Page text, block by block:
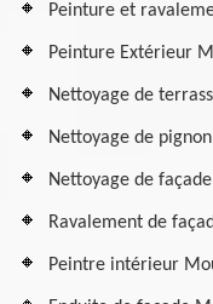
Peinture et
Peinture Extérieur
Nettoyage de
Nettoyage de
Nettoyage de
Ravalement de
Peintre intérieur